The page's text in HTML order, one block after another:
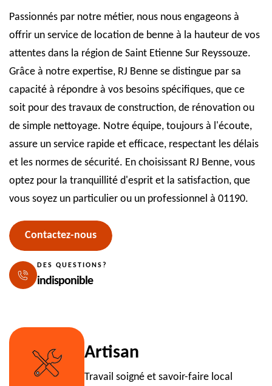
Passionnés par notre métier, nous nous engageons à
offrir un service de location de benne à la hauteur de vos
attentes dans la région de Saint Etienne Sur Reyssouze.
Grâce à notre expertise, RJ Benne se distingue par sa
capacité à répondre à vos besoins spécifiques, que ce
soit pour des travaux de construction, de rénovation ou
de simple nettoyage. Notre équipe, toujours à l'écoute,
assure un service rapide et efficace, respectant les délais
et les normes de sécurité. En choisissant RJ Benne, vous
optez pour la tranquillité d'esprit et la satisfaction, que
vous soyez un particulier ou un professionnel à 01190.
Contactez-nous
DES QUESTIONS?
indisponible
Artisan
Travail soigné et savoir-faire local